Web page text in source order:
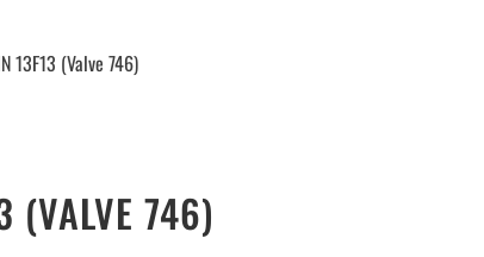
13F13 (Valve 746)
(VALVE 746)